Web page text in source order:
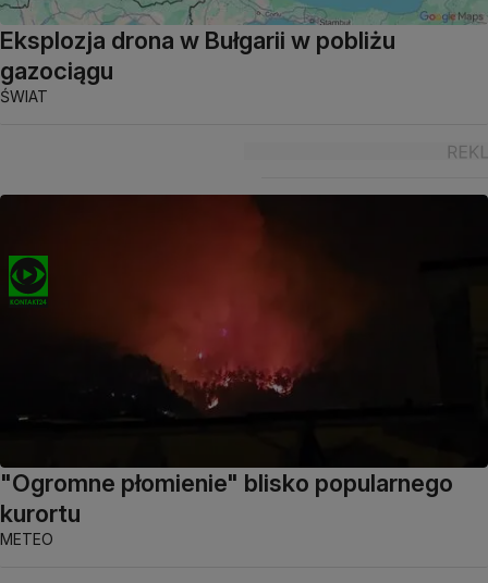
Eksplozja drona w Bułgarii w pobliżu
gazociągu
ŚWIAT
"Ogromne płomienie" blisko popularnego
kurortu
METEO